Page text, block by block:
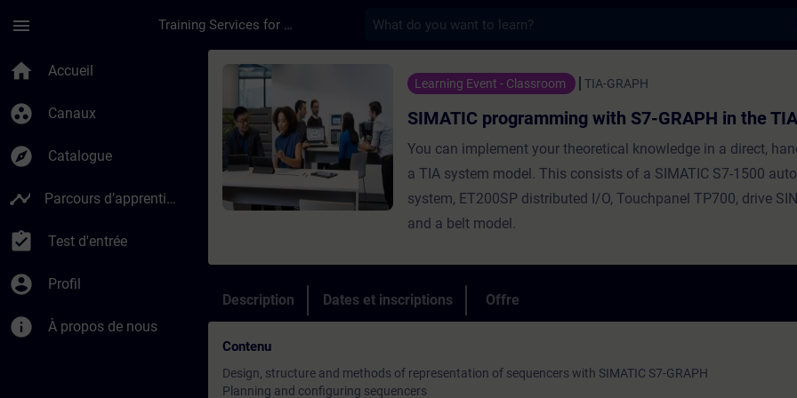
menu Training Services for Digital Industries
home Accueil
group_work Canaux
explore Catalogue
timeline Parcours d’apprentissage
assignment_turned_in Test d'entrée
account_circle Profil
info À propos de nous
Cours - SIMATIC programming with S7-GRAPH in the TIA
Learning Event - Classroom TIA-GRAPH
SIMATIC programming with S7-GRAPH in the
You can implement your theoretical knowledge in a direct,
a TIA system model. This consists of a SIMATIC S7-1500
system, ET200SP distributed I/O, Touchpanel TP700, drive
and a belt model.
Description Dates et inscriptions Offre
Contenu
Design, structure and methods of representation of sequencers with SIMATIC S7-GRAPH
Planning and configuring sequencers